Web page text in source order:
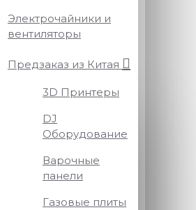
Электрочайники и
вентиляторы
Предзаказ из Китая
3D Принтеры
DJ
Оборудование
Варочные
панели
Газовые плиты